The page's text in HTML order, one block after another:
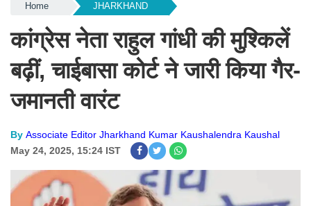
Home JHARKHAND
कांग्रेस नेता राहुल गांधी की मुश्किलें
बढ़ीं, चाईबासा कोर्ट ने जारी किया गैर-
जमानती वारंट
By Associate Editor Jharkhand Kumar Kaushalendra Kaushal
May 24, 2025, 15:24 IST